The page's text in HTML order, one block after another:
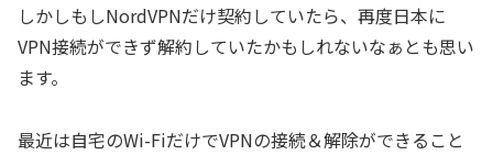
しかしもしNordVPNだけ契約していたら、再度日本に
VPN接続ができず解約していたかもしれないなぁとも思い
ます。
最近は自宅のWi-FiだけでVPNの接続＆解除ができること